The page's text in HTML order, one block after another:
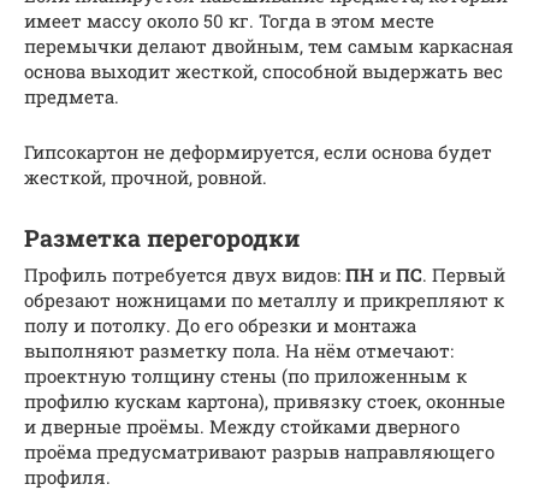
имеет массу около 50 кг. Тогда в этом месте
перемычки делают двойным, тем самым каркасная
основа выходит жесткой, способной выдержать вес
предмета.
Гипсокартон не деформируется, если основа будет
жесткой, прочной, ровной.
Разметка перегородки
Профиль потребуется двух видов: ПН и ПС. Первый
обрезают ножницами по металлу и прикрепляют к
полу и потолку. До его обрезки и монтажа
выполняют разметку пола. На нём отмечают:
проектную толщину стены (по приложенным к
профилю кускам картона), привязку стоек, оконные
и дверные проёмы. Между стойками дверного
проёма предусматривают разрыв направляющего
профиля.